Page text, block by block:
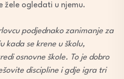
žele ogledati u njemu.
podjednako zanimanje za
kada se krene u školu,
osnovne škole. To je dobro
discipline i gdje igra tri